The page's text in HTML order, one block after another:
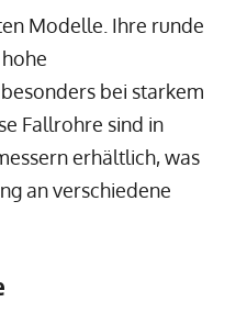
Modelle. Ihre runde
bei starkem
Fallrohre sind in
erhältlich, was
an verschiedene